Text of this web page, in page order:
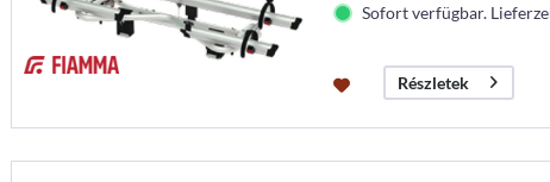
Sofort verfügbar.
Részletek